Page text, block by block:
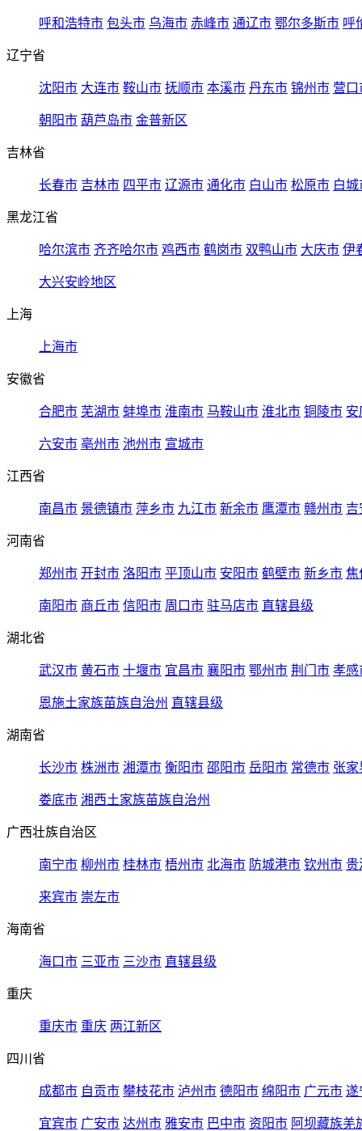
呼和浩特市 包头市 乌海市 赤峰市 通辽市 鄂尔多斯市 呼
辽宁省
沈阳市 大连市 鞍山市 抚顺市 本溪市 丹东市 锦州市 营口
朝阳市 葫芦岛市 金普新区
吉林省
长春市 吉林市 四平市 辽源市 通化市 白山市 松原市 白城
黑龙江省
哈尔滨市 齐齐哈尔市 鸡西市 鹤岗市 双鸭山市 大庆市 伊
大兴安岭地区
上海
上海市
安徽省
合肥市 芜湖市 蚌埠市 淮南市 马鞍山市 淮北市 铜陵市 安
六安市 亳州市 池州市 宣城市
江西省
南昌市 景德镇市 萍乡市 九江市 新余市 鹰潭市 赣州市 吉
河南省
郑州市 开封市 洛阳市 平顶山市 安阳市 鹤壁市 新乡市 焦
南阳市 商丘市 信阳市 周口市 驻马店市 直辖县级
湖北省
武汉市 黄石市 十堰市 宜昌市 襄阳市 鄂州市 荆门市 孝感
恩施土家族苗族自治州 直辖县级
湖南省
长沙市 株洲市 湘潭市 衡阳市 邵阳市 岳阳市 常德市 张家
娄底市 湘西土家族苗族自治州
广西壮族自治区
南宁市 柳州市 桂林市 梧州市 北海市 防城港市 钦州市 贵
来宾市 崇左市
海南省
海口市 三亚市 三沙市 直辖县级
重庆
重庆市 重庆 两江新区
四川省
成都市 自贡市 攀枝花市 泸州市 德阳市 绵阳市 广元市 遂
宜宾市 广安市 达州市 雅安市 巴中市 资阳市 阿坝藏族羌